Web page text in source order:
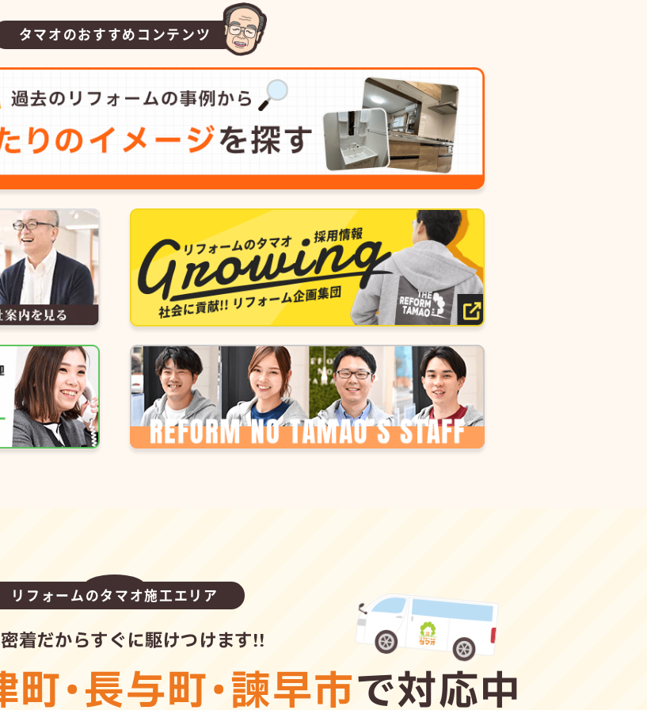
タマオのおすすめコンテンツ
リフォームのタマオ施工エリア
着だからすぐに駆けつけます!!
町・長与町・諫早市で対応中